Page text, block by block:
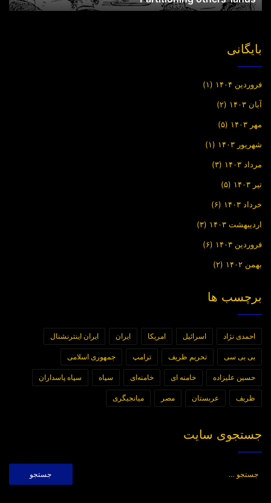
بایگانی
فروردین ۱۴۰۴ (۱)
آبان ۱۴۰۳ (۲)
مهر ۱۴۰۳ (۵)
شهریور ۱۴۰۳ (۱)
مرداد ۱۴۰۳ (۳)
تیر ۱۴۰۳ (۵)
خرداد ۱۴۰۳ (۶)
اردیبهشت ۱۴۰۳ (۳)
فروردین ۱۴۰۳ (۶)
بهمن ۱۴۰۲ (۲)
برچسب ها
احمدی نژاد اسرائیل امریکا ایران ایران اینترنشنال
بی بی سی تحریم ظریف ترامپ جمهوری اسلامی
حسین علیزاده خامنه ای خامنه‌ای سپاه سپاه پاسداران
ظریف عربستان مصر میانجیگری
جستجوی سایت